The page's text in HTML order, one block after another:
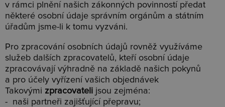
v rámci plnění našich zákonných povinností předat
některé osobní údaje správním orgánům a státním
úřadům jsme-li k tomu vyzváni.
Pro zpracování osobních údajů rovněž využíváme
služeb dalších zpracovatelů, kteří osobní údaje
zpracovávají výhradně na základě našich pokynů
a pro účely vyřízení vašich objednávek
Takovými zpracovateli jsou zejména:
- naši partneři zajišťující přepravu;